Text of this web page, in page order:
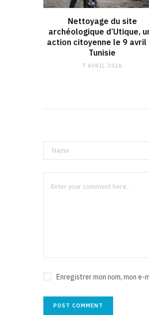
Nettoyage du site
archéologique d’Utique,
action citoyenne le 9 avril
Tunisie
7 AVRIL 2026
Enregistrer mon nom, mon